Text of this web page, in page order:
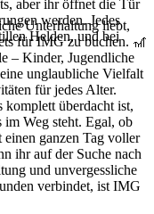
aber ihr öffnet die Tür
werden. Jedes
Helden, und bei
Unterhaltung liebt,
für IMG zu buchen. 🎢
– Kinder, Jugendliche
unglaubliche Vielfalt
für jedes Alter.
komplett überdacht ist,
im Weg steht. Egal, ob
einen ganzen Tag voller
ihr auf der Suche nach
und unvergessliche
verbindet, ist IMG